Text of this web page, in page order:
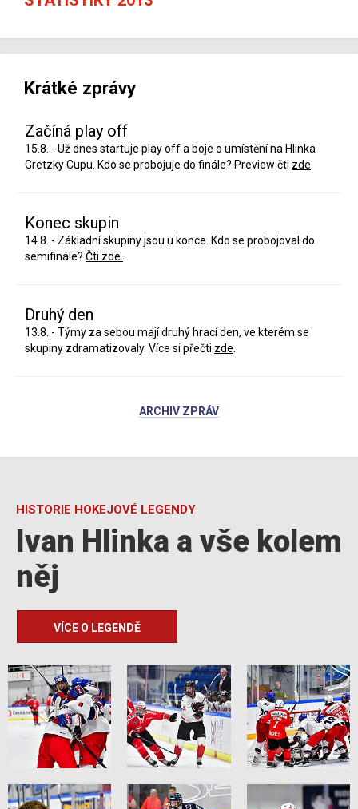
Krátké zprávy
Začíná play off
15.8. - Už dnes startuje play off a boje o umístění na Hlinka
Gretzky Cupu. Kdo se probojuje do finále? Preview čti zde
Konec skupin
14.8. - Základní skupiny jsou u konce. Kdo se probojoval do
semifinále? Čti zde.
Druhý den
13.8. - Týmy za sebou mají druhý hrací den, ve kterém se
skupiny zdramatizovaly. Více si přečti zde
ARCHIV ZPRÁV
HISTORIE HOKEJOVÉ LEGENDY
Ivan Hlinka a vše kolem
něj
VÍCE O LEGENDĚ